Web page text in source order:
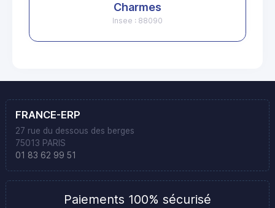
Charmes
Insee : 88090
FRANCE-ERP
27 rue du dessous des berges
75013 PARIS
01 83 62 99 51
Paiements 100% sécurisé